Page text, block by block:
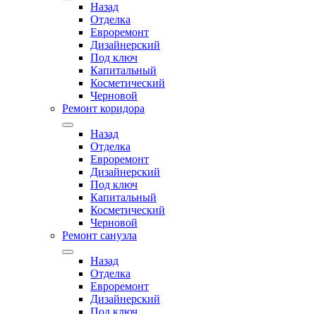
Назад
Отделка
Евроремонт
Дизайнерский
Под ключ
Капитальный
Косметический
Черновой
Ремонт коридора
Назад
Отделка
Евроремонт
Дизайнерский
Под ключ
Капитальный
Косметический
Черновой
Ремонт санузла
Назад
Отделка
Евроремонт
Дизайнерский
Под ключ